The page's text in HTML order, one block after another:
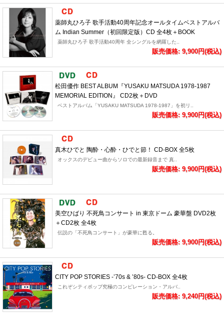
薬師丸ひろ子 歌手活動40周年記念オールタイムベストアルバ
ム Indian Summer（初回限定版）CD 全4枚＋BOOK
薬師丸ひろ子 歌手活動40周年 全シングルを網羅した..
販売価格: 9,900円(税込)
松田優作 BEST ALBUM『YUSAKU MATSUDA 1978-1987
MEMORIAL EDITION』 CD2枚＋DVD
ベストアルバム「YUSAKU MATSUDA 1978-1987」を初リ..
販売価格: 9,900円(税込)
真木ひでと 陶酔・心酔・ひでと節！ CD-BOX 全5枚
オックスのデビュー曲からソロでの最新録音まで 真..
販売価格: 9,900円(税込)
美空ひばり 不死鳥コンサート in 東京ドーム 豪華盤 DVD2枚
＋CD2枚 全4枚
伝説の「不死鳥コンサート」が豪華に甦る。
販売価格: 9,900円(税込)
CITY POP STORIES -’70s & ’80s- CD-BOX 全4枚
これぞシティポップ究極のコンピレーション・アルバ..
販売価格: 9,240円(税込)